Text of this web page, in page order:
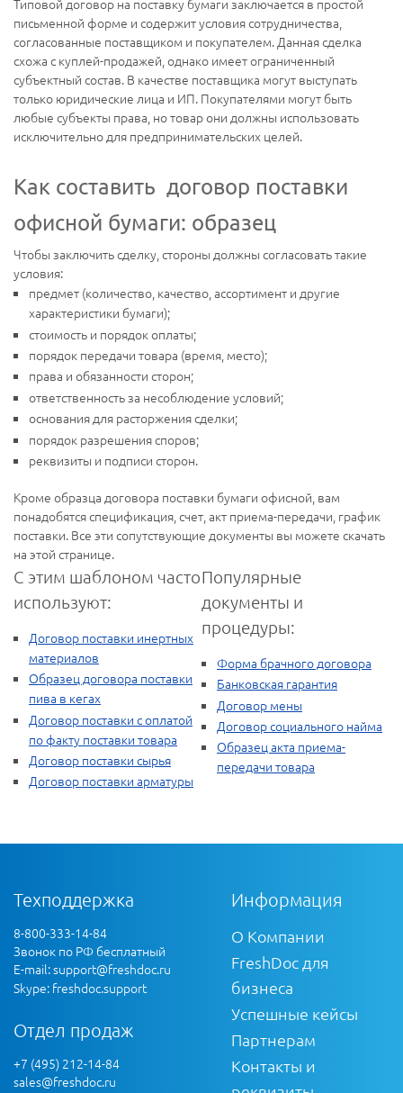
Типовой договор на поставку бумаги заключается в простой
письменной форме и содержит условия сотрудничества,
согласованные поставщиком и покупателем. Данная сделка
схожа с куплей-продажей, однако имеет ограниченный
субъектный состав. В качестве поставщика могут выступать
только юридические лица и ИП. Покупателями могут быть
любые субъекты права, но товар они должны использовать
исключительно для предпринимательских целей.
Как составить договор поставки
офисной бумаги: образец
Чтобы заключить сделку, стороны должны согласовать такие
условия:
предмет (количество, качество, ассортимент и другие
характеристики бумаги);
стоимость и порядок оплаты;
порядок передачи товара (время, место);
права и обязанности сторон;
ответственность за несоблюдение условий;
основания для расторжения сделки;
порядок разрешения споров;
реквизиты и подписи сторон.
Кроме образца договора поставки бумаги офисной, вам
понадобятся спецификация, счет, акт приема-передачи, график
поставки. Все эти сопутствующие документы вы можете скачать
на этой странице.
С этим шаблоном часто
используют:
Договор поставки инертных
материалов
Образец договора поставки
пива в кегах
Договор поставки с оплатой
по факту поставки товара
Договор поставки сырья
Договор поставки арматуры
Популярные
документы и
процедуры:
Форма брачного договора
Банковская гарантия
Договор мены
Договор социального найма
Образец акта приема-
передачи товара
Техподдержка
8-800-333-14-84
Звонок по РФ бесплатный
E-mail:support@freshdoc.ru
Skype: freshdoc.support
Отдел продаж
+7 (495) 212-14-84
sales@freshdoc.ru
Информация
О Компании
FreshDoc для
бизнеса
Успешные кейсы
Партнерам
Контакты и